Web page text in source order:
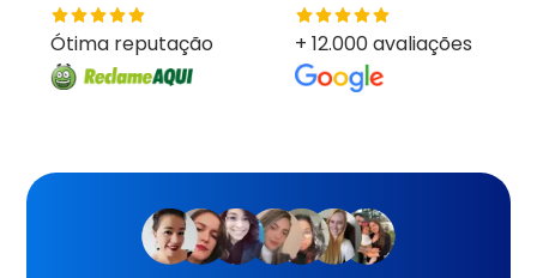
Ótima reputação + 12.000 avaliações